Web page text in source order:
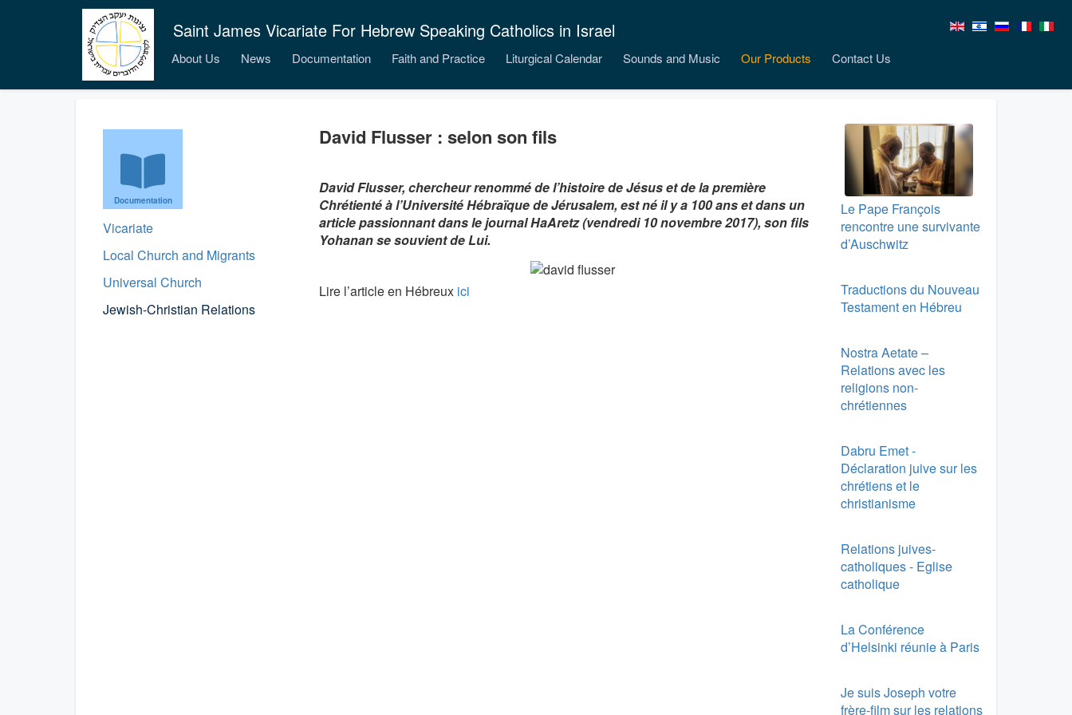
Saint James Vicariate For Hebrew Speaking Catholics in Israel
About Us News Documentation Faith and Practice Liturgical Calendar Sounds and Music Our Products Contact Us
Documentation
Vicariate
Local Church and Migrants
Universal Church
Jewish-Christian Relations
David Flusser : selon son fils
David Flusser, chercheur renommé de l’histoire de Jésus et de la première
Chrétienté à l’Université Hébraïque de Jérusalem, est né il y a 100 ans et dans un
article passionnant dans le journal HaAretz (vendredi 10 novembre 2017), son fils
Yohanan se souvient de Lui.
Lire l’article en Hébreuxici
Le Pape François
rencontre une survivante
d’Auschwitz
Traductions du Nouveau
Testament en Hébreu
Nostra Aetate –
Relations avec les
religions non-
chrétiennes
Dabru Emet -
Déclaration juive sur les
chrétiens et le
christianisme
Relations juives-
catholiques - Eglise
catholique
La Conférence
d’Helsinki réunie à Paris
Je suis Joseph votre
frère-film sur les relations